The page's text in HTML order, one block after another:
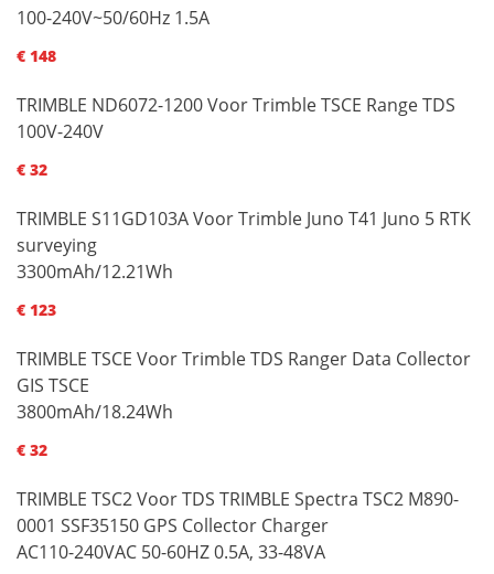
100-240V~50/60Hz 1.5A
€ 148
TRIMBLE ND6072-1200 Voor Trimble TSCE Range TDS
100V-240V
€ 32
TRIMBLE S11GD103A Voor Trimble Juno T41 Juno 5 RTK
surveying
3300mAh/12.21Wh
€ 123
TRIMBLE TSCE Voor Trimble TDS Ranger Data Collector
GIS TSCE
3800mAh/18.24Wh
€ 32
TRIMBLE TSC2 Voor TDS TRIMBLE Spectra TSC2 M890-
0001 SSF35150 GPS Collector Charger
AC110-240VAC 50-60HZ 0.5A, 33-48VA